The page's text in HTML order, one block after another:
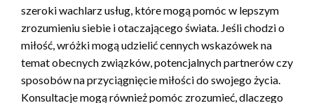
szeroki wachlarz usług, które mogą pomóc w lepszym
zrozumieniu siebie i otaczającego świata. Jeśli chodzi o
miłość, wróżki mogą udzielić cennych wskazówek na
temat obecnych związków, potencjalnych partnerów czy
sposobów na przyciągnięcie miłości do swojego życia.
Konsultacje mogą również pomóc zrozumieć, dlaczego